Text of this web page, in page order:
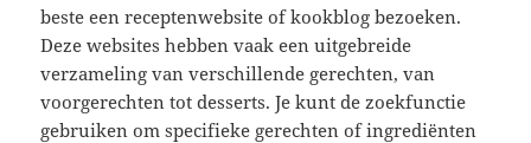
beste een receptenwebsite of kookblog bezoeken.
Deze websites hebben vaak een uitgebreide
verzameling van verschillende gerechten, van
voorgerechten tot desserts. Je kunt de zoekfunctie
gebruiken om specifieke gerechten of ingrediënten